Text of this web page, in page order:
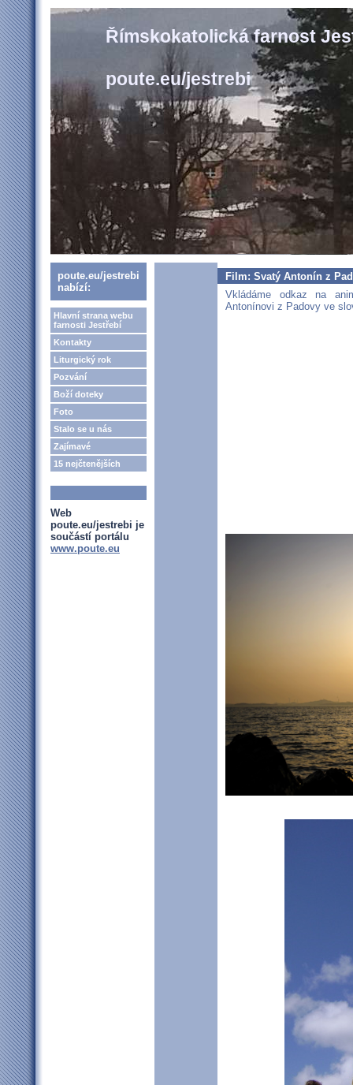
Římskokatolická farnost
poute.eu/jestrebi
poute.eu/jestrebi
nabízí:
Hlavní strana webu
farnosti Jestřebí
Kontakty
Liturgický rok
Pozvání
Boží doteky
Foto
Stalo se u nás
Zajímavé
15 nejčtenějších
Web
poute.eu/jestrebi je
součástí portálu
www.poute.eu
Film: Svatý Antonín z
Vkládáme odkaz na
Antonínovi z Padovy ve